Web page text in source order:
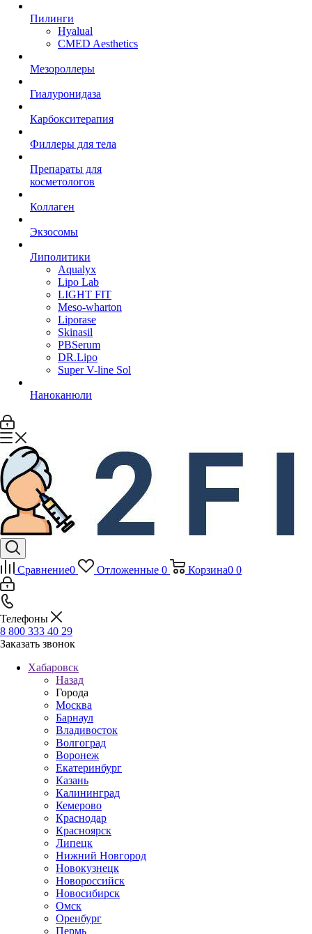
Пилинги
Hyalual
CMED Aesthetics
Мезороллеры
Гиалуронидаза
Карбокситерапия
Филлеры для тела
Препараты для
косметологов
Коллаген
Экзосомы
Липолитики
Aqualyx
Lipo Lab
LIGHT FIT
Meso-wharton
Liporase
Skinasil
PBSerum
DR.Lipo
Super V-line Sol
Наноканюли
Сравнение0 Отложенные 0 Корзина0 0
Телефоны
8 800 333 40 29
Заказать звонок
Хабаровск
Назад
Города
Москва
Барнаул
Владивосток
Волгоград
Воронеж
Екатеринбург
Казань
Калининград
Кемерово
Краснодар
Красноярск
Липецк
Нижний Новгород
Новокузнецк
Новороссийск
Новосибирск
Омск
Оренбург
Пермь